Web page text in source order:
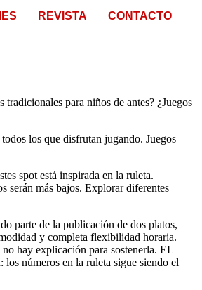
REVISTA CONTACTO
para niños de antes? ¿Juegos
los que disfrutan jugando. Juegos
spot está inspirada en la ruleta.
serán más bajos. Explorar diferentes
parte de la publicación de dos platos,
y completa flexibilidad horaria.
hay explicación para sostenerla. EL
números en la ruleta sigue siendo el